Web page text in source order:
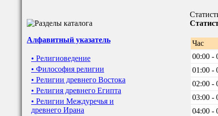
Алфавитный указатель
• Религиоведение
• Философия религии
• Религии древнего Востока
• Религия древнего Египта
• Религии Междуречья и
древнего Ирана
Час
00:00 -
01:00 -
02:00 -
03:00 -
04:00 -